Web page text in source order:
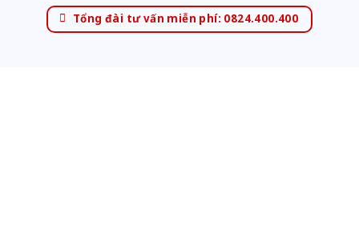
Tổng đài tư vấn miễn phí: 0824.400.400